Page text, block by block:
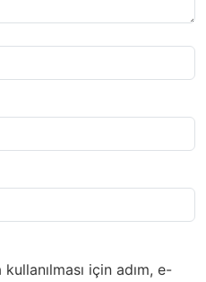
için adım, e-